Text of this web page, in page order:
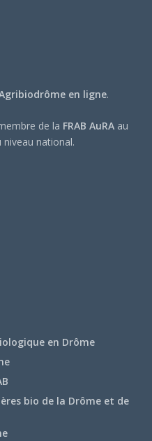
en ligne.
de la FRAB AuRA au
niveau national.
en Drôme
bio de la Drôme et de